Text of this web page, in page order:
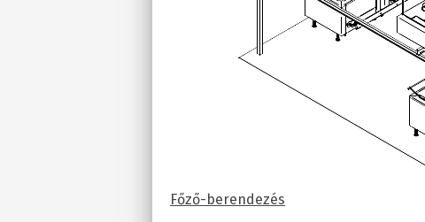
Főző-berendezés